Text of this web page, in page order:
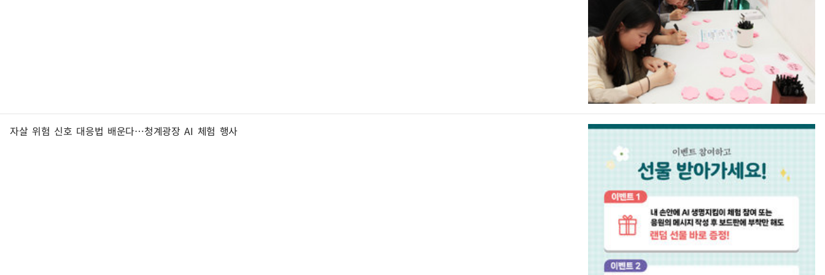
자살 위험 신호 대응법 배운다…청계광장 AI 체험 행사